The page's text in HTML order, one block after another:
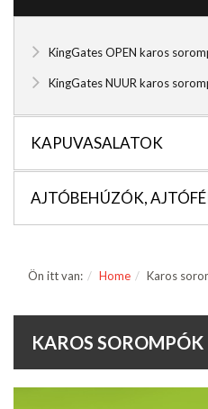
KingGates OPEN karos
KingGates NUUR karos
KAPUVASALATOK
AJTÓBEHÚZÓK,
Ön itt van: Home Karos
KAROS SOROMPÓK